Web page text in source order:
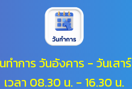
ทำการ วันอังคาร - วันเสาร์
เวลา 08.30 น. - 16.30 น.